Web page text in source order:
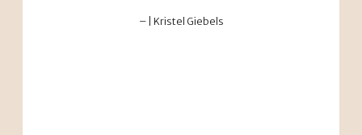
– | Kristel Giebels